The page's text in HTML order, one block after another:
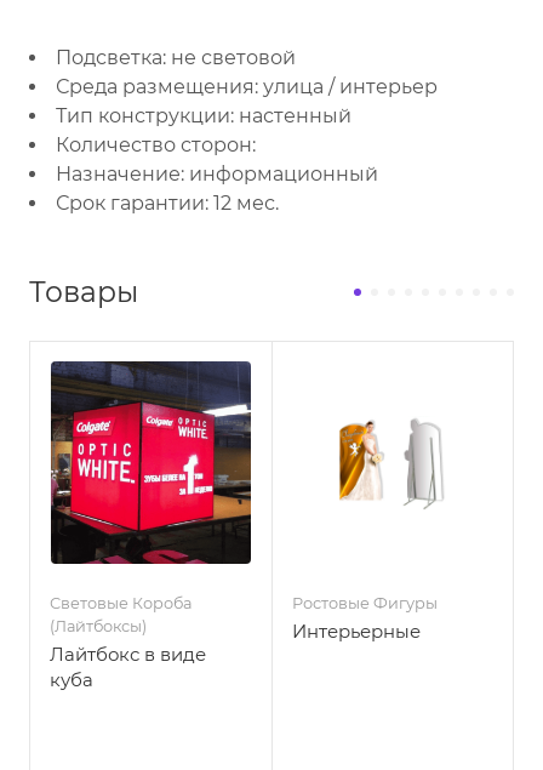
Подсветка: не световой
Среда размещения: улица / интерьер
Тип конструкции: настенный
Количество сторон:
Назначение: информационный
Срок гарантии: 12 мес.
Товары
Световые Короба
(Лайтбоксы)
Лайтбокс в виде
куба
Ростовые Фигуры
Интерьерные